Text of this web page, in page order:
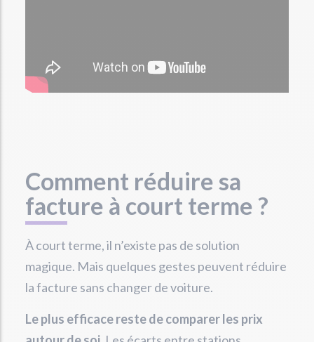
Comment réduire sa
facture à court terme ?
À court terme, il n’existe pas de solution
magique. Mais quelques gestes peuvent réduire
la facture sans changer de voiture.
Le plus efficace reste de comparer les prix